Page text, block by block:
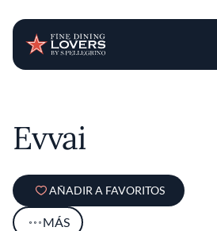
Evvai
AÑADIR A FAVORITOS
MÁS